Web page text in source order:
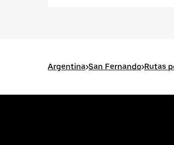
Argentina>San Fernando>Rutas